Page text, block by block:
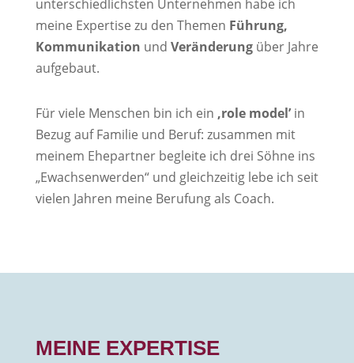
unterschiedlichsten Unternehmen habe ich
meine Expertise zu den Themen Führung,
Kommunikation und Veränderungüber Jahre
aufgebaut.
Für viele Menschen bin ich ein ‚role model’in
Bezug auf Familie und Beruf: zusammen mit
meinem Ehepartner begleite ich drei Söhne ins
„Ewachsenwerden“ und gleichzeitig lebe ich seit
vielen Jahren meine Berufung als Coach.
MEINE EXPERTISE